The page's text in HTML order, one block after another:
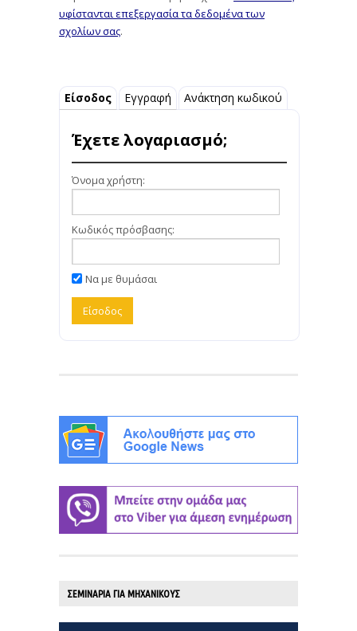
υφίστανται επεξεργασία τα δεδομένα των
σχολίων σας.
Είσοδος Εγγραφή Ανάκτηση κωδικού
Έχετε λογαριασμό;
Όνομα χρήστη:
Κωδικός πρόσβασης:
Να με θυμάσαι
ΣΕΜΙΝΑΡΙΑ ΓΙΑ ΜΗΧΑΝΙΚΟΥΣ